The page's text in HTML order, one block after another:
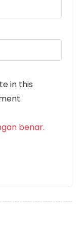
in this
benar.